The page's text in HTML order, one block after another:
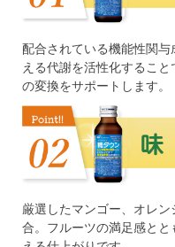
配合されている機能性関
える代謝を活性化するこ
の変換をサポートします。
厳選したマンゴー、オレ
合。フルーツの満足感と